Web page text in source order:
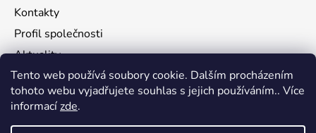
Tento web používá soubory cookie. Dalším procházením
tohoto webu vyjadřujete souhlas s jejich používáním.. Více
informacízde.
Kontakty
Profil společnosti
Aktuality
Ochrana osobních údajů
Ke stažení